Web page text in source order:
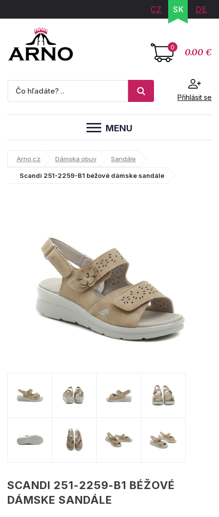
CZ SK DE
0 0.00 €
Přihlásit se
MENU
Arno.cz Dámska obuv Sandále
Scandi 251-2259-B1 béžové dámske sandále
SCANDI 251-2259-B1 BÉŽOVÉ
DÁMSKE SANDÁLE